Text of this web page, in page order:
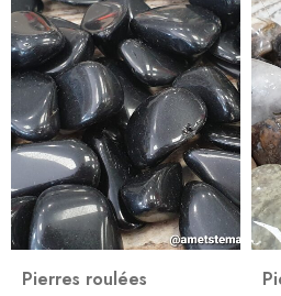
Pierres roulées